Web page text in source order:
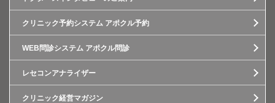
クリニック予約システム アポクル予約
WEB問診システム アポクル問診
レセコンアナライザー
クリニック経営マガジン